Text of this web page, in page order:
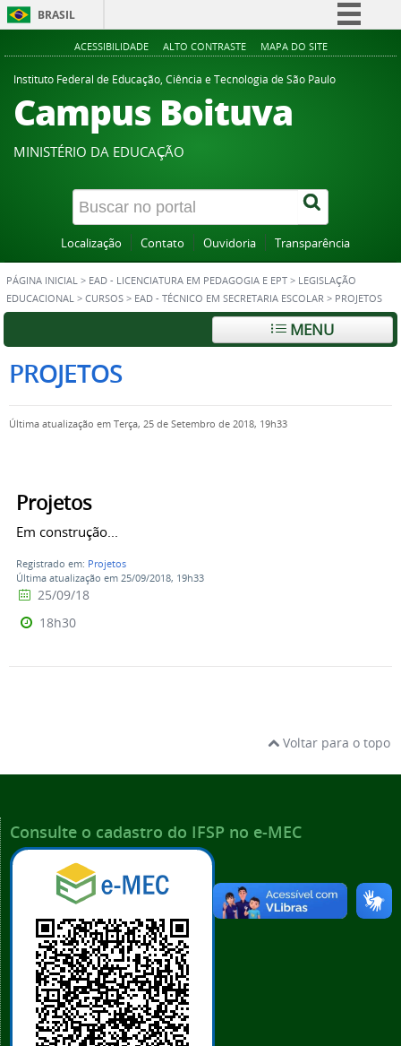
BRASIL
Simplifique!
Comunica BR
Acesso à informação
Canais
ACESSIBILIDADE ALTO CONTRASTE MAPA DO SITE
Instituto Federal de Educação, Ciência e Tecnologia de São Paulo
Campus Boituva
MINISTÉRIO DA EDUCAÇÃO
Localização Contato Ouvidoria Transparência
PÁGINA INICIAL > EAD - LICENCIATURA EM PEDAGOGIA E EPT > LEGISLAÇÃO
EDUCACIONAL > CURSOS > EAD - TÉCNICO EM SECRETARIA ESCOLAR > PROJETOS
MENU
PROJETOS
Última atualização em Terça, 25 de Setembro de 2018, 19h33
Projetos
Em construção...
Registrado em: Projetos
Última atualização em 25/09/2018, 19h33
25/09/18
18h30
Voltar para o topo
Consulte o cadastro do IFSP no e-MEC